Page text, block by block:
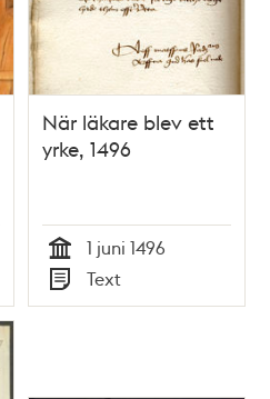
När läkare blev ett
yrke, 1496
Tid
1 juni 1496
Typ
Text